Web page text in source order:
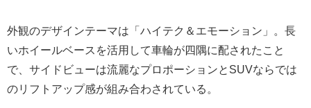
外観のデザインテーマは「ハイテク＆エモーション」。長
いホイールベースを活用して車輪が四隅に配されたこと
で、サイドビューは流麗なプロポーションとSUVならでは
のリフトアップ感が組み合わされている。